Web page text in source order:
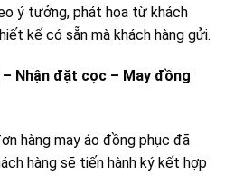
ý tưởng, phát họa từ khách
kế có sẵn mà khách hàng gửi.
Nhận đặt cọc – May đồng
hàng may áo đồng phục đã
hàng sẽ tiến hành ký kết hợp